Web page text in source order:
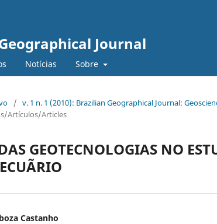
Journal
Notícias Sobre
/ v. 1 n. 1 (2010): Brazilian Geographical Journal:
Artículos/Articles
GEOTECNOLOGIAS NO
Castanho